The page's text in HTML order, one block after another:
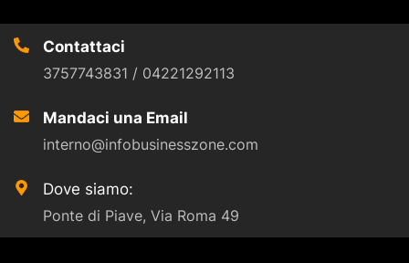
Contattaci
3757743831 / 04221292113
Mandaci una Email
interno@infobusinesszone.com
Dove siamo:
Ponte di Piave, Via Roma 49